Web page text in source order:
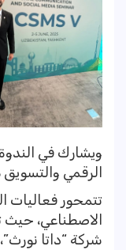
الرقمي والتسويق من 15 دولة آسيوية
تتمحور فعاليات
الاصطناعي،